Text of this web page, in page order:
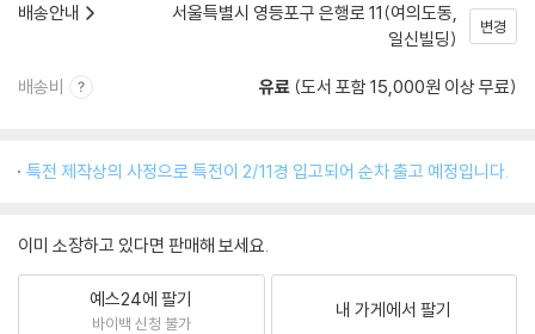
배송안내
서울특별시 영등포구 은행로 11(여의도동,
일신빌딩)
변경
배송비 유료 (도서 포함 15,000원 이상 무료)
특전 제작상의 사정으로 특전이 2/11경 입고되어 순차 출고 예정입니다.
이미 소장하고 있다면 판매해 보세요.
예스24에 팔기
바이백 신청 불가
내 가게에서 팔기